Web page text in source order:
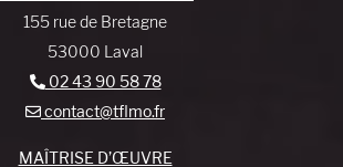
155 rue de Bretagne
53000 Laval
02 43 90 58 78
contact@tflmo.fr
MAÎTRISE D’ŒUVRE